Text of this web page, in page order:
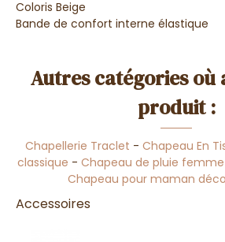
Coloris Beige
Bande de confort interne élastique
Autres catégories où
produit :
Chapellerie Traclet - Chapeau En
classique - Chapeau de pluie femme
Chapeau pour maman
Accessoires